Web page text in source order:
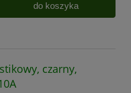
do koszyka
czarny,